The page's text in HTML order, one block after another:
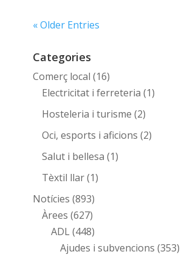
« Older Entries
Categories
Comerç local (16)
Electricitat i ferreteria (1)
Hosteleria i turisme (2)
Oci, esports i aficions (2)
Salut i bellesa (1)
Tèxtil llar(1)
Notícies (893)
Àrees (627)
ADL(448)
Ajudes i subvencions (353)